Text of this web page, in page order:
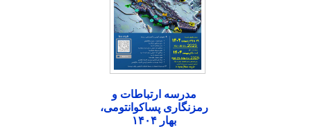
مدرسه ارتباطات و
رمزنگاری پساکوانتومی،
بهار ۱۴۰۴